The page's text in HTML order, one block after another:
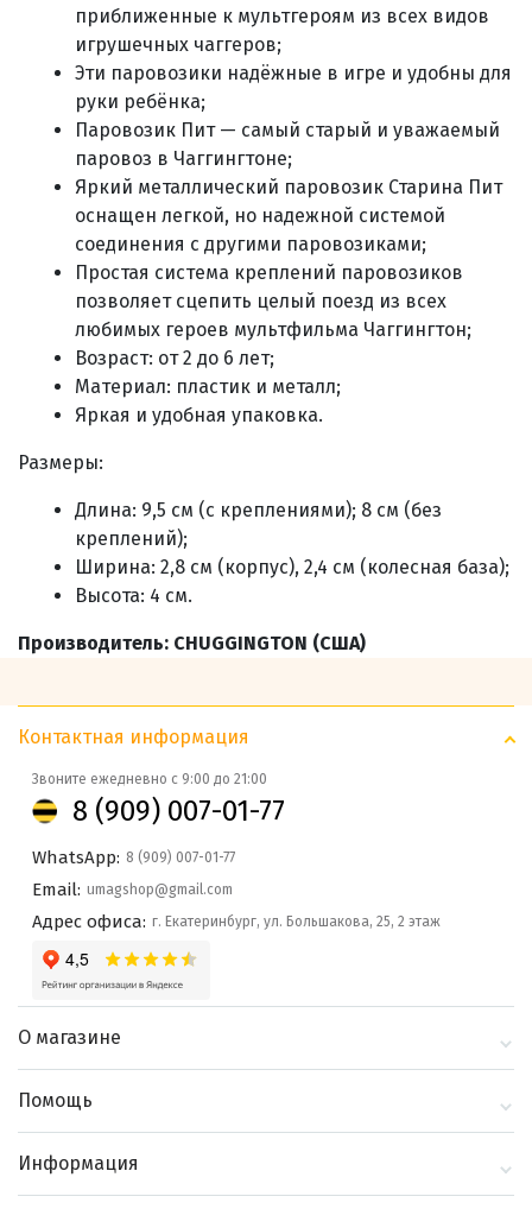
приближенные к мультгероям из всех видов
игрушечных чаггеров;
Эти паровозики надёжные в игре и удобны для
руки ребёнка;
Паровозик Пит — самый старый и уважаемый
паровоз в Чаггингтоне;
Яркий металлический паровозик Старина Пит
оснащен легкой, но надежной системой
соединения с другими паровозиками;
Простая система креплений паровозиков
позволяет сцепить целый поезд из всех
любимых героев мультфильма Чаггингтон;
Возраст: от 2 до 6 лет;
Материал: пластик и металл;
Яркая и удобная упаковка.
Размеры:
Длина: 9,5 см (с креплениями); 8 см (без
креплений);
Ширина: 2,8 см (корпус), 2,4 см (колесная база);
Высота: 4 см.
Производитель: CHUGGINGTON (США)
Контактная информация
Звоните ежедневно с 9:00 до 21:00
8 (909) 007-01-77
WhatsApp: 8 (909) 007-01-77
Email: umagshop@gmail.com
Адрес офиса: г. Екатеринбург, ул. Большакова, 25, 2 этаж
О магазине
Блог
Помощь
Информация